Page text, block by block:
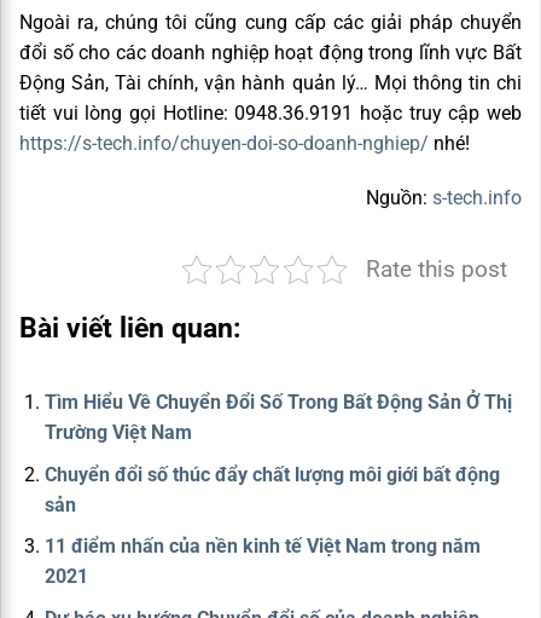
Ngoài ra, chúng tôi cũng cung cấp các giải pháp chuyển
đổi số cho các doanh nghiệp hoạt độngtrong lĩnh vực Bất
Động Sản, Tài chính, vận hành quản lý… Mọi thông tin chi
tiết vui lòng gọi Hotline: 0948.36.9191 hoặc truy cập web
https://s-tech.info/chuyen-doi-so-doanh-nghiep/ nhé!
Nguồn: s-tech.info
Rate this post
Bài viết liên quan:
Tìm Hiểu Về Chuyển Đổi Số Trong Bất Động Sản Ở Thị
Trường Việt Nam
Chuyển đổi số thúc đẩy chất lượng môi giới bất động
sản
11 điểm nhấn của nền kinh tế Việt Nam trong năm
2021